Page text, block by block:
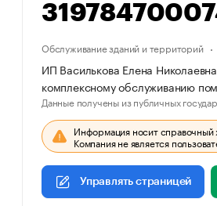
Обслуживание зданий и территорий
ИП Василькова Елена
комплексному обслуживанию
Данные получены из публичных
Информация носит справочный
Компания не является
Управлять страницей